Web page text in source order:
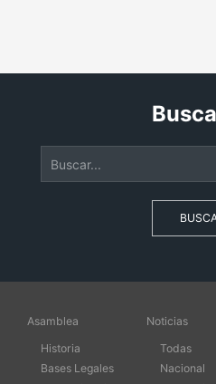
Asamblea
Historia
Bases Legales
Noticias
Todas
Nacional